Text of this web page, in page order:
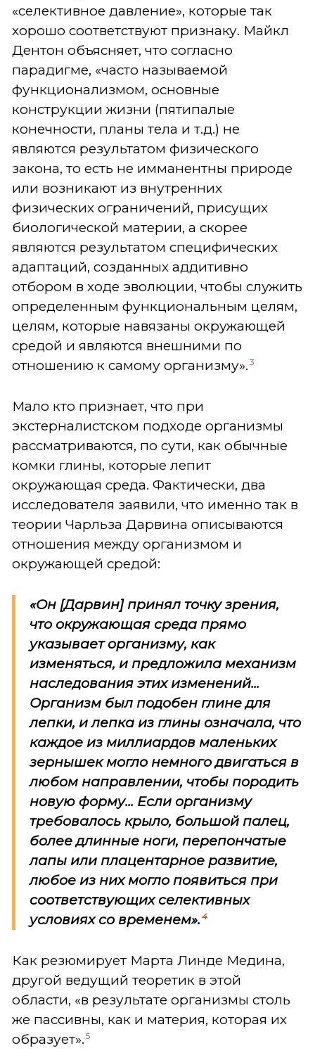
«селективное давление», которые так
хорошо соответствуют признаку. Майкл
Дентон объясняет, что согласно
парадигме, «часто называемой
функционализмом, основные
конструкции жизни (пятипалые
конечности, планы тела и т.д.) не
являются результатом физического
закона, то есть не имманентны природе
или возникают из внутренних
физических ограничений, присущих
биологической материи, а скорее
являются результатом специфических
адаптаций, созданных аддитивно
отбором в ходе эволюции, чтобы служить
определенным функциональным целям,
целям, которые навязаны окружающей
средой и являются внешними по
отношению к самому организму». 3
Мало кто признает, что при
экстерналистском подходе организмы
рассматриваются, по сути, как обычные
комки глины, которые лепит
окружающая среда. Фактически, два
исследователя заявили, что именно так в
теории Чарльза Дарвина описываются
отношения между организмом и
окружающей средой:
«Он [Дарвин] принял точку зрения,
что окружающая среда прямо
указывает организму, как
изменяться, и предложила механизм
наследования этих изменений...
Организм был подобен глине для
лепки, и лепка из глины означала, что
каждое из миллиардов маленьких
зернышек могло немного двигаться в
любом направлении, чтобы породить
новую форму... Если организму
требовалось крыло, большой палец,
более длинные ноги, перепончатые
лапы или плацентарное развитие,
любое из них могло появиться при
соответствующих селективных
условиях со временем». 4
Как резюмирует Марта Линде Медина,
другой ведущий теоретик в этой
области, «в результате организмы столь
же пассивны, как и материя, которая их
образует». 5